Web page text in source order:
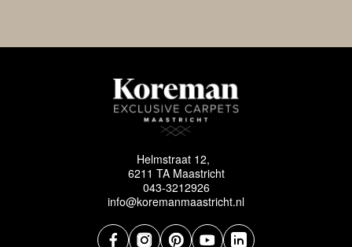
Helmstraat 12,
6211 TA Maastricht
043-3212926
info@koremanmaastricht.nl